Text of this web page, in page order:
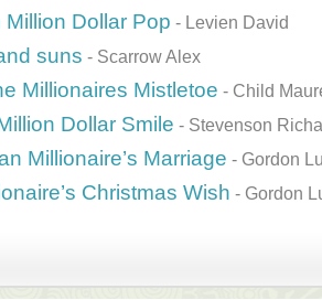
Million Dollar Pop - Levien David
suns - Scarrow Alex
Millionaires Mistletoe - Child
Dollar Smile - Stevenson
Millionaire’s Marriage - Gordon
Christmas Wish - Gordon